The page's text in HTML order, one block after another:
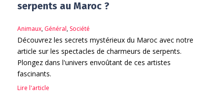
serpents au Maroc ?
Animaux, Général, Société
Découvrez les secrets mystérieux du Maroc avec notre
article sur les spectacles de charmeurs de serpents.
Plongez dans l'univers envoûtant de ces artistes
fascinants.
Lire l'article